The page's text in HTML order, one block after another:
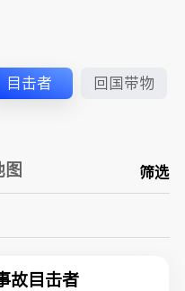
目击者 回国带物
图 筛选
故目击者